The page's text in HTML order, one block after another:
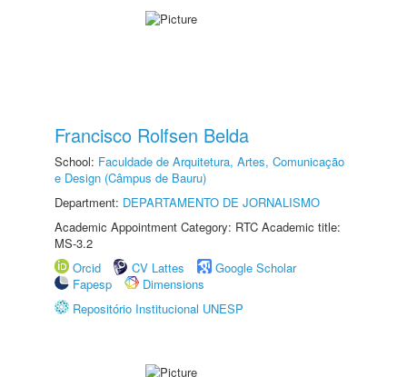
Francisco Rolfsen Belda
School: Faculdade de Arquitetura, Artes, Comunicação
e Design (Câmpus de Bauru)
Department: DEPARTAMENTO DE JORNALISMO
Academic Appointment Category: RTC Academic title:
MS-3.2
Orcid
CV Lattes
Google Scholar
Fapesp
Dimensions
Repositório Institucional UNESP